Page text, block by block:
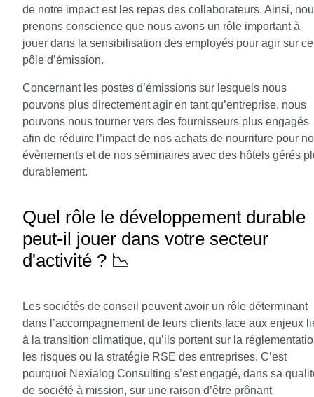
de notre impact est les repas des collaborateurs. Ainsi,
prenons conscience que nous avons un rôle important à
jouer dans la sensibilisation des employés pour agir sur ce
pôle d’émission.
Concernant les postes d’émissions sur lesquels nous
pouvons plus directement agir en tant qu’entreprise, nous
pouvons nous tourner vers des fournisseurs plus engagés
afin de réduire l’impact de nos achats de nourriture pour
évènements et de nos séminaires avec des hôtels gérés
durablement.
Quel rôle le développement durable
peut-il jouer dans votre secteur
d'activité ? 📉
Les sociétés de conseil peuvent avoir un rôle déterminant
dans l’accompagnement de leurs clients face aux enjeux
à la transition climatique, qu’ils portent sur la
les risques ou la stratégie RSE des entreprises. C’est
pourquoi Nexialog Consulting s’est engagé, dans sa
de société à mission, sur une raison d’être prônant